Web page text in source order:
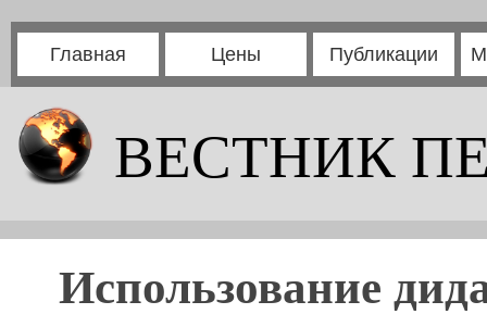
Главная Цены Публикации
ВЕСТНИК
Использование